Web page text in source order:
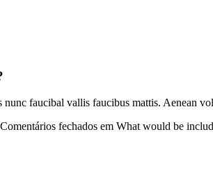
faucibal vallis faucibus mattis. Aenean
Comentários fechados em What would be